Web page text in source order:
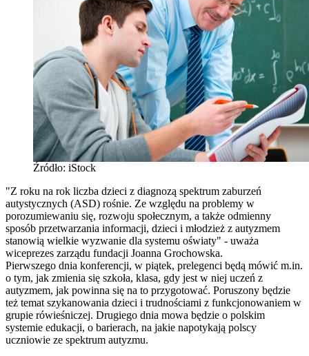
Źródło: iStock
"Z roku na rok liczba dzieci z diagnozą spektrum zaburzeń
autystycznych (ASD) rośnie. Ze względu na problemy w
porozumiewaniu się, rozwoju społecznym, a także odmienny
sposób przetwarzania informacji, dzieci i młodzież z autyzmem
stanowią wielkie wyzwanie dla systemu oświaty" - uważa
wiceprezes zarządu fundacji Joanna Grochowska.
Pierwszego dnia konferencji, w piątek, prelegenci będą mówić m.in.
o tym, jak zmienia się szkoła, klasa, gdy jest w niej uczeń z
autyzmem, jak powinna się na to przygotować. Poruszony będzie
też temat szykanowania dzieci i trudnościami z funkcjonowaniem w
grupie rówieśniczej. Drugiego dnia mowa będzie o polskim
systemie edukacji, o barierach, na jakie napotykają polscy
uczniowie ze spektrum autyzmu.